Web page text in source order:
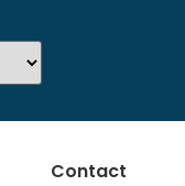
Contact